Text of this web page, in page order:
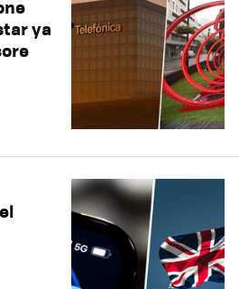
ya